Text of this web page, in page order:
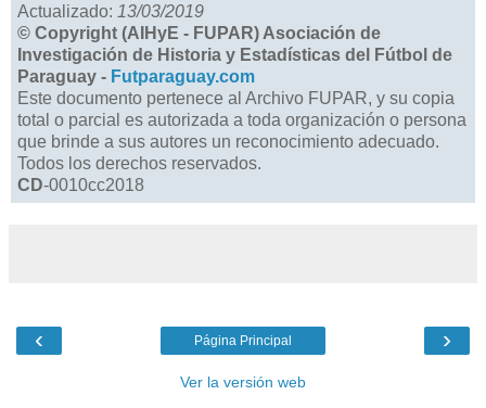
Actualizado: 13/03/2019
© Copyright (AIHyE - FUPAR) Asociación de
Investigación de Historia y Estadísticas del Fútbol de
Paraguay - Futparaguay.com
Este documento pertenece al Archivo FUPAR, y su copia
total o parcial es autorizada a toda organización o persona
que brinde a sus autores un reconocimiento adecuado.
Todos los derechos reservados.
CD-0010cc2018
‹ ›
Página Principal
Ver la versión web